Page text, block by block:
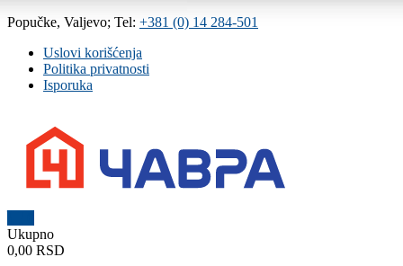
Skip
content
Popučke, Valjevo; Tel: +381 (0) 14 284-501
Uslovi korišćenja
Politika privatnosti
Isporuka
Čavra
..::
Ukupno
0,00 RSD